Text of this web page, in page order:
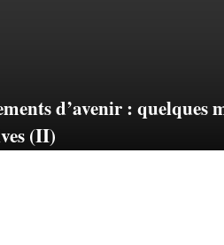
d’avenir : quelques
(II)